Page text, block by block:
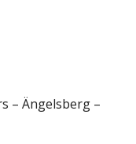
– Ängelsberg –